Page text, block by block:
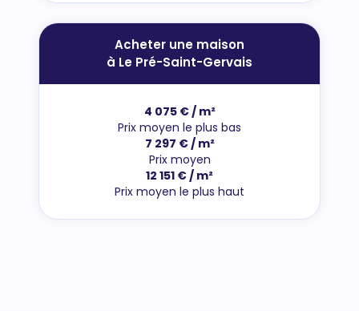
Acheter une maison
à Le Pré-Saint-Gervais
4 075 € / m²
Prix moyen le plus bas
7 297 € / m²
Prix moyen
12 151 € / m²
Prix moyen le plus haut